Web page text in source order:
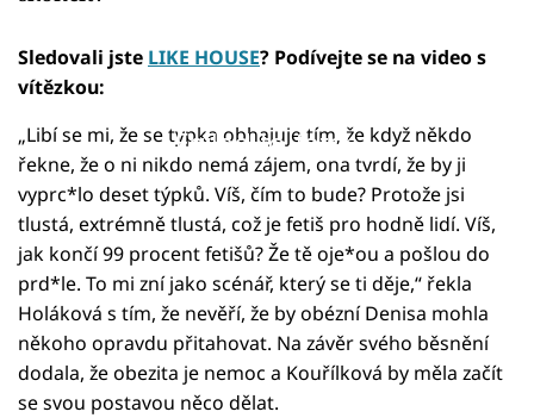
Sledovali jste LIKE HOUSE? Podívejte se na video s
vítězkou:
Failed to fetch
„Libí se mi, že se typka obhajuje tím, že když někdo
řekne, že o ni nikdo nemá zájem, ona tvrdí, že by ji
vyprc*lo deset týpků. Víš, čím to bude? Protože jsi
tlustá, extrémně tlustá, což je fetiš pro hodně lidí. Víš,
jak končí 99 procent fetišů? Že tě oje*ou a pošlou do
prd*le. To mi zní jako scénář, který se ti děje,“ řekla
Holáková s tím, že nevěří, že by obézní Denisa mohla
někoho opravdu přitahovat. Na závěr svého běsnění
dodala, že obezita je nemoc a Kouřílková by měla začít
se svou postavou něco dělat.